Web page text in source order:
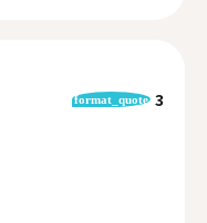
format_quote 3